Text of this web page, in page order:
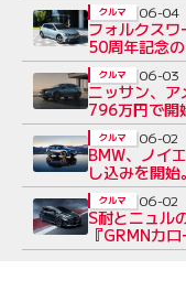
フォルクス
50周年記念
導入
クルマ 06-04
ニッサン、
796万円で開
も
クルマ 06-03
BMW、ノイ
し込みを開
載
クルマ 06-02
S耐とニュル
『GRMNカ
クルマ 06-02